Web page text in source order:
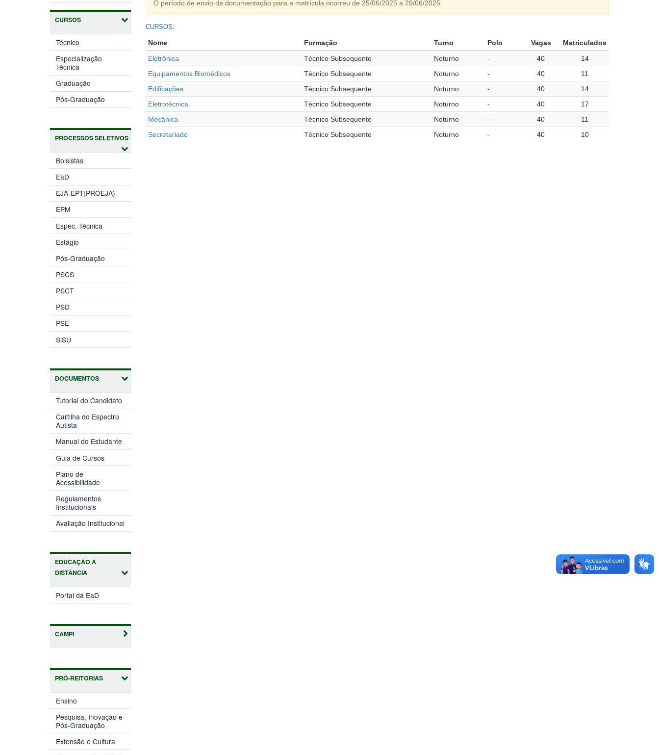
CURSOS
Técnico
Especialização
Técnica
Graduação
Pós-Graduação
PROCESSOS SELETIVOS
Bolsistas
EaD
EJA-EPT(PROEJA)
EPM
Espec. Técnica
Estágio
Pós-Graduação
PSCS
PSCT
PSD
PSE
SiSU
DOCUMENTOS
Tutorial do Candidato
Cartilha do Espectro
Autista
Manual do Estudante
Guia de Cursos
Plano de
Acessibilidade
Regulamentos
Institucionais
Avaliação Institucional
EDUCAÇÃO A
DISTÂNCIA
Portal da EaD
CAMPI
PRÓ-REITORIAS
Ensino
em
nova
janela)
Pesquisa, Inovação e
Pós-Graduação (abre
em
nova
janela)
Extensão e Cultura
em
O período de envio da documentação para a matrícula ocorreu de 25/06/2025 a 29/06/2025.
CURSOS:
Nome Formação Turno Polo Vagas
Matriculados
Eletrônica
Técnico Subsequente Noturno - 40
14
Equipamentos Biomédicos
Técnico Subsequente Noturno - 40
11
Edificações
Técnico Subsequente Noturno - 40
14
Eletrotécnica
Técnico Subsequente Noturno - 40
17
Mecânica
Técnico Subsequente Noturno - 40
11
Secretariado
Técnico Subsequente Noturno - 40 10